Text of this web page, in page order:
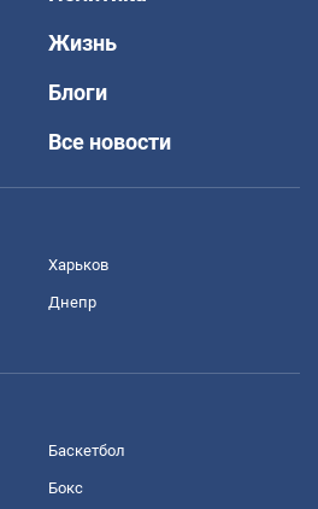
Жизнь
Блоги
Все новости
Харьков
Днепр
Баскетбол
Бокс